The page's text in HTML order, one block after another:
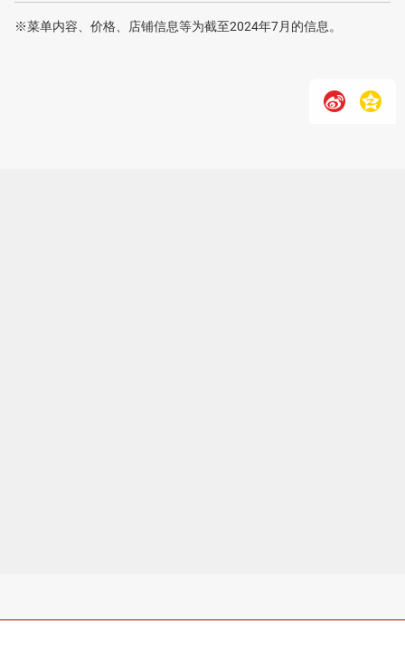
※菜单内容、价格、店铺信息等为截至2024年7月的信息。